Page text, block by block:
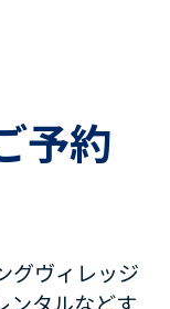
予約
グヴィレッジ